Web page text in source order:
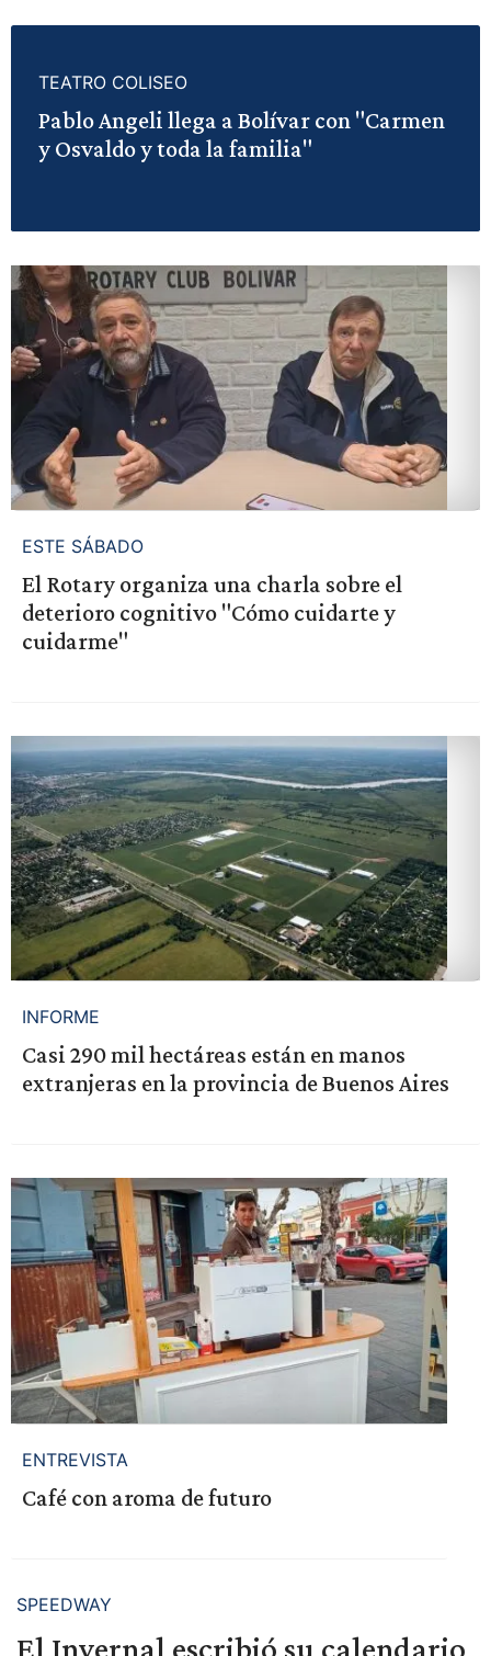
TEATRO COLISEO
Pablo Angeli llega a Bolívar con "Carmen
y Osvaldo y toda la familia"
ESTE SÁBADO
El Rotary organiza una charla sobre el
deterioro cognitivo "Cómo cuidarte y
cuidarme"
INFORME
Casi 290 mil hectáreas están en manos
extranjeras en la provincia de Buenos Aires
ENTREVISTA
Café con aroma de futuro
SPEEDWAY
El Invernal escribió su calendario